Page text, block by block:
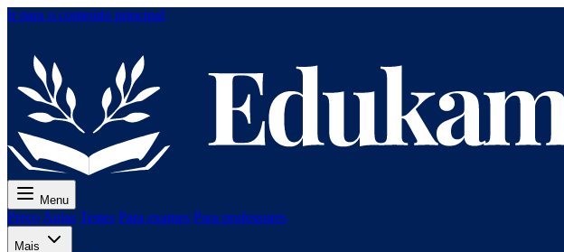
Ir para o conteúdo principal
Menu
Preço Aulas Testes Para exames Para professores
Mais